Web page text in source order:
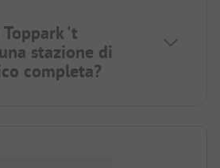
't
stazione di
completa?